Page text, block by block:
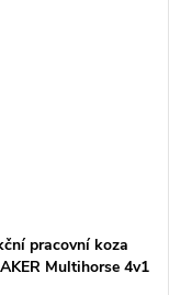
pracovní koza
Multihorse 4v1